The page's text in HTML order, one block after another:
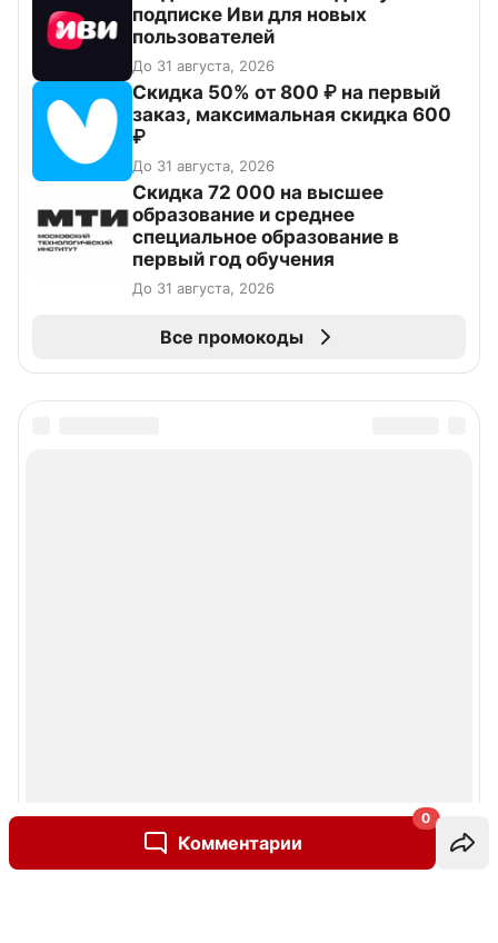
Комментарии
0
подписке Иви для новых
пользователей
До 31 августа, 2026
Скидка 50% от 800 ₽ на первый
заказ, максимальная скидка 600
₽
До 31 августа, 2026
Скидка 72 000 на высшее
образование и среднее
специальное образование в
первый год обучения
До 31 августа, 2026
Все промокоды